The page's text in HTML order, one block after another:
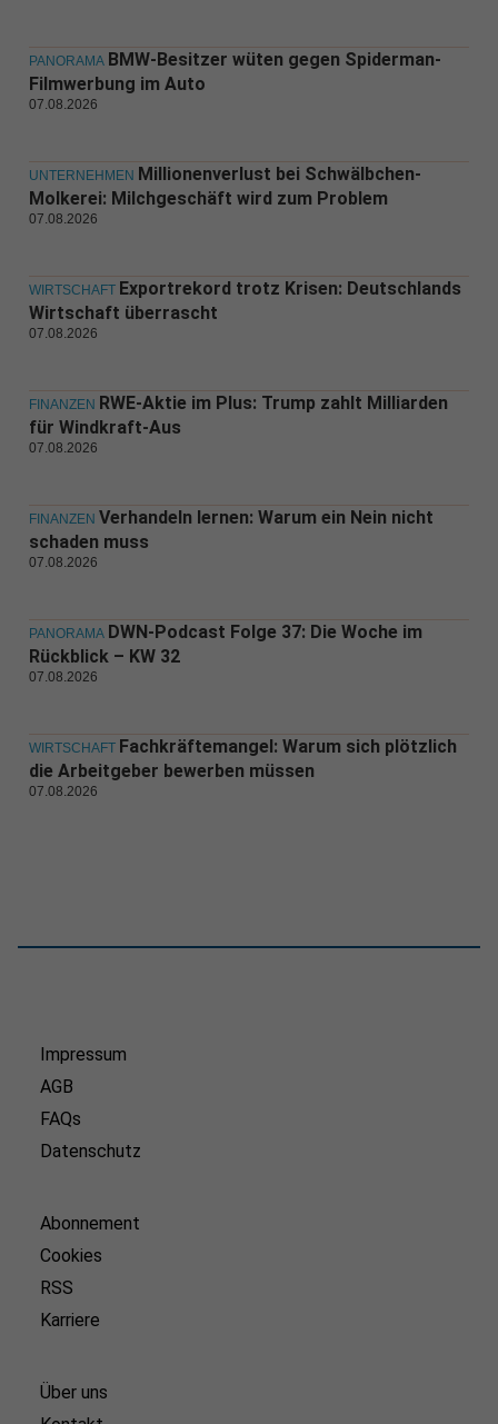
PANORAMA BMW-Besitzer wüten gegen Spiderman-
Filmwerbung im Auto
07.08.2026
UNTERNEHMEN Millionenverlust bei Schwälbchen-
Molkerei: Milchgeschäft wird zum Problem
07.08.2026
WIRTSCHAFT Exportrekord trotz Krisen: Deutschlands
Wirtschaft überrascht
07.08.2026
FINANZEN RWE-Aktie im Plus: Trump zahlt Milliarden
für Windkraft-Aus
07.08.2026
FINANZEN Verhandeln lernen: Warum ein Nein nicht
schaden muss
07.08.2026
PANORAMA DWN-Podcast Folge 37: Die Woche im
Rückblick – KW 32
07.08.2026
WIRTSCHAFT Fachkräftemangel: Warum sich plötzlich
die Arbeitgeber bewerben müssen
07.08.2026
Impressum
AGB
FAQs
Datenschutz
Abonnement
Cookies
RSS
Karriere
Über uns